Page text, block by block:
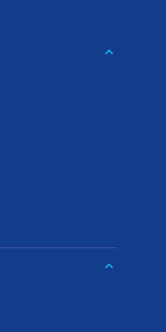
keyboard_arrow_down
keyboard_arrow_down